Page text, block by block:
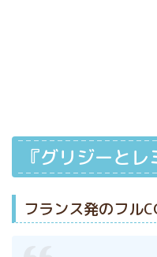
『グリジーと
フランス発のフル